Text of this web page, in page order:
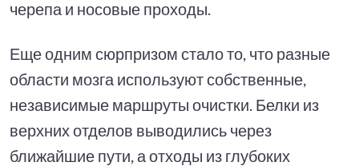
черепа и носовые проходы.
Еще одним сюрпризом стало то, что разные
области мозга используют собственные,
независимые маршруты очистки. Белки из
верхних отделов выводились через
ближайшие пути, а отходы из глубоких